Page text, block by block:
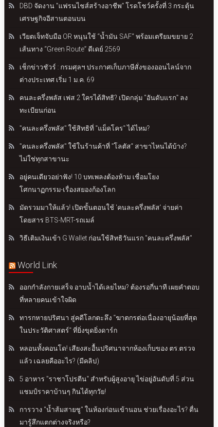
DBD จัดงาน "แฟรนไชส์สร้างอาชีพ" โรดโชว์ครั้งที่ 3 กระตุ้น
เศรษฐกิจอีสานตอนบน
เวียตเจ็ทจับมือ OR หนุนใช้ “น้ำมัน SAF” พร้อมเตรียมขยาย 2
เส้นทาง “Green Route” ดีเดย์ 2569
เช็กข่าวชัวร์ : กรมศุลฯ ประกาศเก็บภาษีสั่งของออนไลน์จาก
ต่างประเทศ เริ่ม 1 ม.ค. 69
คนละครึ่งพลัส เฟส 2 ใครได้สิทธิ? เปิดกลุ่ม "อันดับแรก" ลง
ทะเบียนก่อน
"คนละครึ่งพลัส" ใช้สิทธิที่ "แม็คโคร" ได้ไหม?
"คนละครึ่งพลัส" ใช้ในร้านค้าที่ "โลตัส" สาขาไหนได้บ้าง?
ไม่ใช่ทุกสาขานะ
อยู่คนเดียวอย่าฟัง! 10 บทเพลงต้องห้าม เชื่อมโยง
โศกนาฏกรรม-เรื่องสยองก้องโลก
มัดรวมมาให้แล้ว! เปิดขั้นตอนใช้ 'คนละครึ่งพลัส' จ่ายค่า
โดยสาร BTS-MRT-รถเมล์
วิธีเติมเงินเข้า G Wallet ก่อนใช้สิทธิวันแรก "คนละครึ่งพลัส"
World Link
ออกกำลังกายเสร็จ อาบน้ำได้เลยไหม? ต้องรอกี่นาที เผยคำตอบ
ที่หลายคนเข้าใจผิด
ทารกหายปริศนา สู่คดีโลกตะลึง "ฆาตกรต่อเนื่องอายุน้อยที่สุด
ในประวัติศาสตร์" ที่ยิ่งขุดยิ่งดาร์ก
หลอนทั้งคอนโด! เสียงสะอื้นปริศนาจากห้องเก็บของ ตร.ตรวจ
แล้ว เฉลยคืออะไร? (มีคลิป)
5 อาหาร "ราชาโปรตีน" สำหรับผู้สูงอายุ ไข่อยู่อันดับที่ 5 ส่วน
แชมป์ราคาบ้านๆ กินได้ทุกวัย!
การวาง "น้ำส้มสายชู" ในห้องก่อนเข้านอน ช่วยเรื่องอะไร? ตื่น
มารู้สึกแตกต่างจริงหรือ?